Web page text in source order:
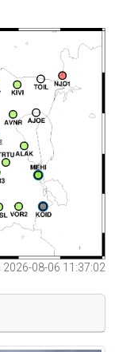
08-06 11:37:02